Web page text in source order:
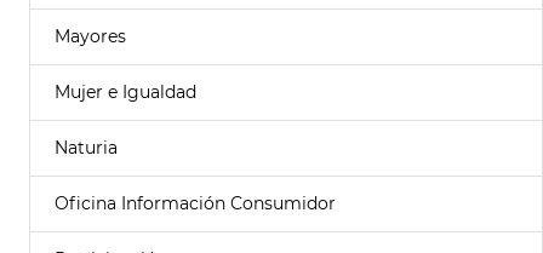
Mayores
Mujer e Igualdad
Naturia
Oficina Información Consumidor